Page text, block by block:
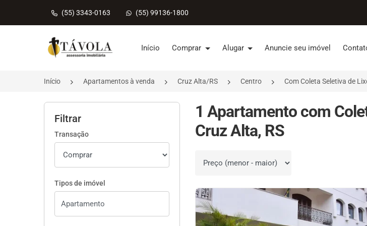
(55) 3343-0163 (55) 99136-1800
Página inicial
Início Comprar Alugar Anuncie seu imóvel
Início Apartamentos à venda Cruz Alta/RS Centro Com Coleta Seletiva de
Filtrar
Transação
Tipos de imóvel
1 Apartamento com
Cruz Alta, RS
Ordenar por